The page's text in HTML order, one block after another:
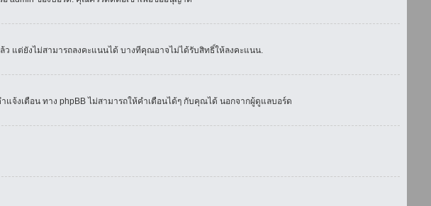
แต่ยังไม่สามารถลงคะแนนได้ บางทีคุณอาจไม่ได้รับสิทธิ์ให้ลงคะแนน.
งเตือน ทาง phpBB ไม่สามารถให้คำเตือนได้ๆ กับคุณได้ นอกจากผู้ดูแลบอร์ด